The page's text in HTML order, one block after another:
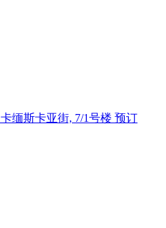
卡缅斯卡亚街, 7/1号楼 预订